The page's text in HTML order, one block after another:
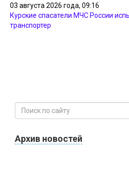
03 августа 2026 года, 09:16
Курские спасатели МЧС России
транспортер
Архив новостей